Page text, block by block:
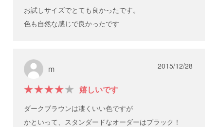
お試しサイズでとても良かったです。
色も自然な感じで良かったです
m
嬉しいです
2015/12/28
ダークブラウンは凄くいい色ですが
かといって、スタンダードなオーダーはブラック！